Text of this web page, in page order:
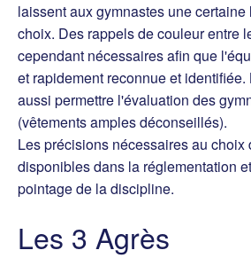
laissent aux gymnastes une
choix. Des rappels de couleur entre
cependant nécessaires afin que
et rapidement reconnue et
aussi permettre l'évaluation des
(vêtements amples déconseillés).
Les précisions nécessaires au choix
disponibles dans la réglementation
pointage de la discipline.
Les 3 Agrès